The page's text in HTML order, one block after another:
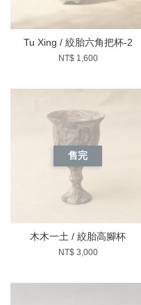
Tu Xing / 絞胎六角把杯-2
NT$ 1,600
售完
木木一土 / 絞胎高腳杯
NT$ 3,000